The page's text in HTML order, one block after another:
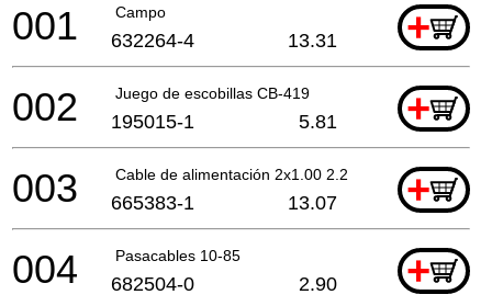
Campo +
001 632264-4 13.31
Juego de escobillas CB-419 +
002 195015-1 5.81
Cable de alimentación 2x1.00 2.2mtr +
003 665383-1 13.07
Pasacables 10-85 +
004 682504-0 2.90